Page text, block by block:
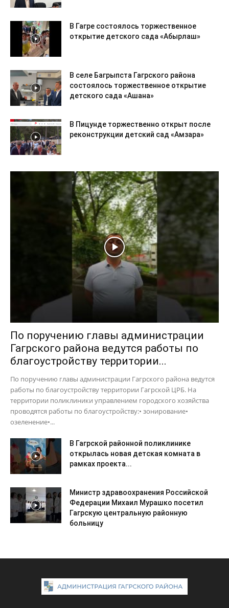
В Гагре состоялось торжественное
открытие детского сада «Абырлаш»
В селе Багрыпста Гагрского района
состоялось торжественное открытие
детского сада «Ашана»
В Пицунде торжественно открыт после
реконструкции детский сад «Амзара»
По поручению главы администрации
Гагрского района ведутся работы по
благоустройству территории...
По поручению главы администрации Гагрского района ведутся
работы по благоустройству территории Гагрской ЦРБ. На
территории поликлиники управлением городского хозяйства
проводятся работы по благоустройству:• зонирование•
озеленение•...
В Гагрской районной поликлинике
открылась новая детская комната в
рамках проекта...
Министр здравоохранения Российской
Федерации Михаил Мурашко посетил
Гагрскую центральную районную
больницу